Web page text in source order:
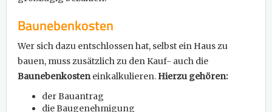
Baunebenkosten
Wer sich dazu entschlossen hat, selbst ein Haus zu
bauen, muss zusätzlich zu den Kauf- auch die
Baunebenkosteneinkalkulieren.Hierzu gehören:
der Bauantrag
die Baugenehmigung